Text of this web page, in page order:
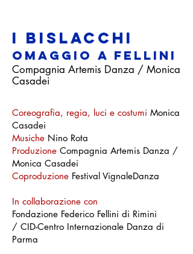
I Bislacchi
Omaggio a fellini
Compagnia Artemis Danza / Monica
Casadei
Coreografia, regia, luci e costumi Monica
Casadei
Musiche Nino Rota
Produzione Compagnia Artemis Danza /
Monica Casadei
Coproduzione Festival VignaleDanza
In collaborazione con
Fondazione Federico Fellini di Rimini
/ CID-Centro Internazionale Danza di
Parma